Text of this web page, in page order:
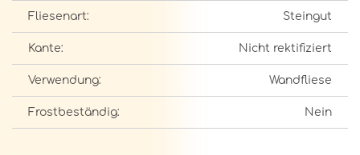
Fliesenart: Steingut
Kante: Nicht rektifiziert
Verwendung: Wandfliese
Frostbeständig: Nein